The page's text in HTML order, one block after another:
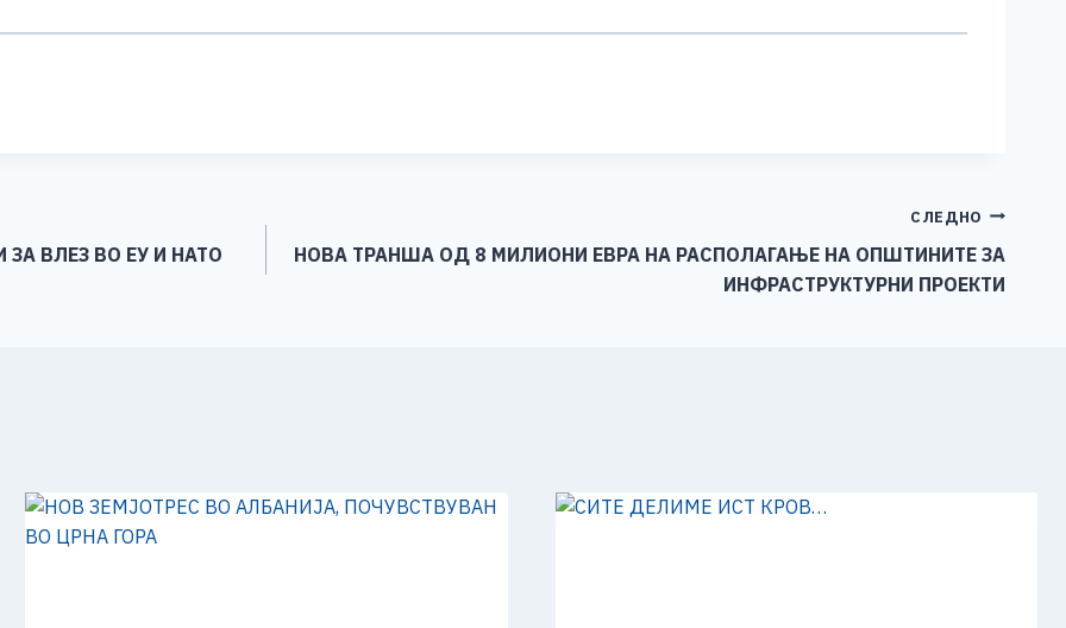
ВЛЕЗ ВО ЕУ И НАТО
СЛЕДНО
НОВА ТРАНША ОД 8 МИЛИОНИ ЕВРА НА РАСПОЛАГАЊЕ НА ОПШТИНИТЕ ЗА
ИНФРАСТРУКТУРНИ ПРОЕКТИ